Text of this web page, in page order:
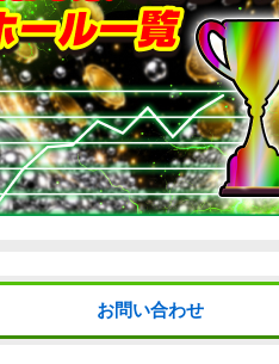
お問い合わせ